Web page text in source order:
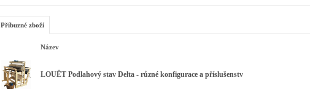
Příbuzné zboží
Název
LOUËT Podlahový stav Delta - různé konfigurace a příslušenstv